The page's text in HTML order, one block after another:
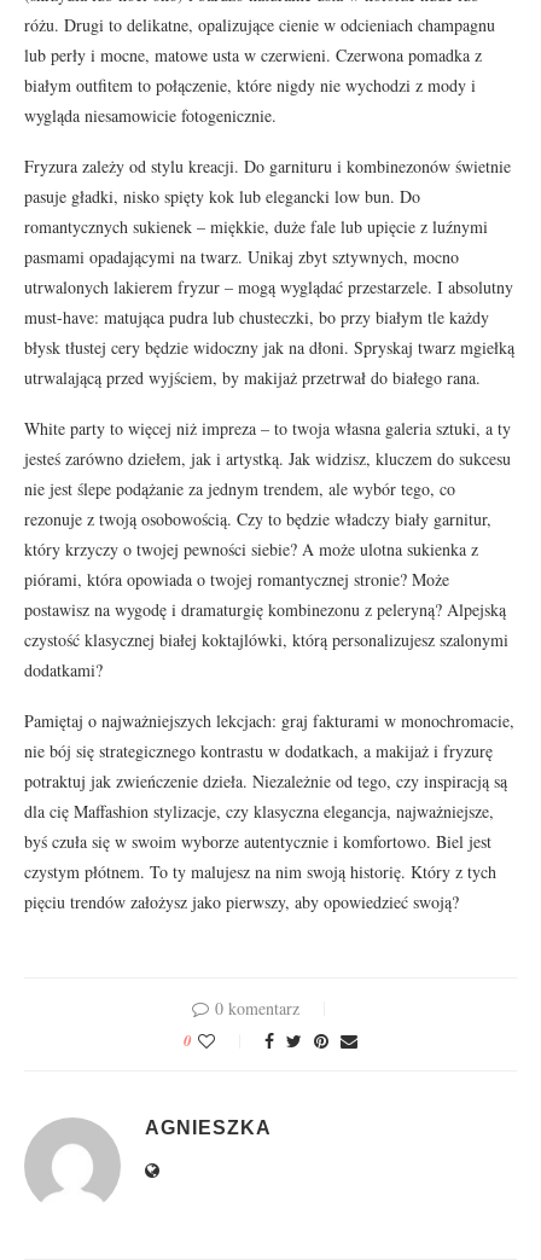
różu. Drugi to delikatne, opalizujące cienie w odcieniach champagnu
lub perły i mocne, matowe usta w czerwieni. Czerwona pomadka z
białym outfitem to połączenie, które nigdy nie wychodzi z mody i
wygląda niesamowicie fotogenicznie.
Fryzura zależy od stylu kreacji. Do garnituru i kombinezonów świetnie
pasuje gładki, nisko spięty kok lub elegancki low bun. Do
romantycznych sukienek – miękkie, duże fale lub upięcie z luźnymi
pasmami opadającymi na twarz. Unikaj zbyt sztywnych, mocno
utrwalonych lakierem fryzur – mogą wyglądać przestarzele. I absolutny
must-have: matująca pudra lub chusteczki, bo przy białym tle każdy
błysk tłustej cery będzie widoczny jak na dłoni. Spryskaj twarz mgiełką
utrwalającą przed wyjściem, by makijaż przetrwał do białego rana.
White party to więcej niż impreza – to twoja własna galeria sztuki, a ty
jesteś zarówno dziełem, jak i artystką. Jak widzisz, kluczem do sukcesu
nie jest ślepe podążanie za jednym trendem, ale wybór tego, co
rezonuje z twoją osobowością. Czy to będzie władczy biały garnitur,
który krzyczy o twojej pewności siebie? A może ulotna sukienka z
piórami, która opowiada o twojej romantycznej stronie? Może
postawisz na wygodę i dramaturgię kombinezonu z peleryną? Alpejską
czystość klasycznej białej koktajlówki, którą personalizujesz szalonymi
dodatkami?
Pamiętaj o najważniejszych lekcjach: graj fakturami w monochromacie,
nie bój się strategicznego kontrastu w dodatkach, a makijaż i fryzurę
potraktuj jak zwieńczenie dzieła. Niezależnie od tego, czy inspiracją są
dla cię Maffashion stylizacje, czy klasyczna elegancja, najważniejsze,
byś czuła się w swoim wyborze autentycznie i komfortowo. Biel jest
czystym płótnem. To ty malujesz na nim swoją historię. Który z tych
pięciu trendów założysz jako pierwszy, aby opowiedzieć swoją?
0 komentarz
0
AGNIESZKA